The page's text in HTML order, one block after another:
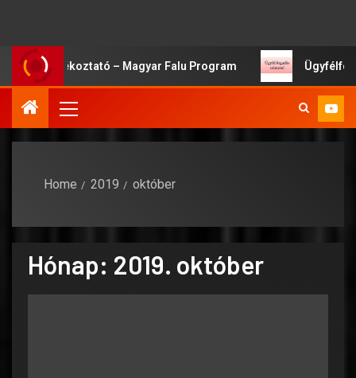
Tájékoztató – Magyar Falu Program
Home 2019 október
Hónap: 2019. október